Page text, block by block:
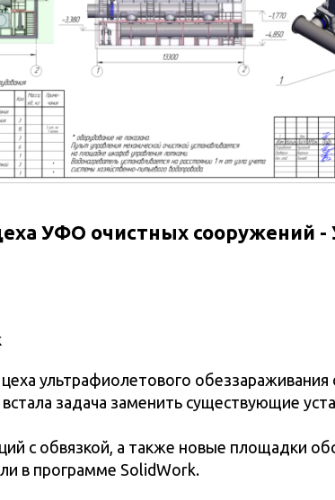
УФО очистных сооружений
ультрафиолетового обеззараживания
задача заменить существующие
с обвязкой, а также новые площадки
в программе SolidWork.